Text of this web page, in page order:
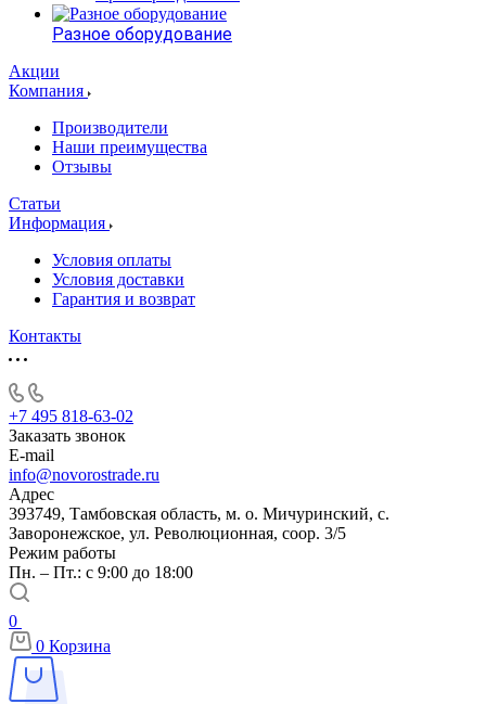
Разное оборудование
Акции
Компания
Производители
Наши преимущества
Отзывы
Статьи
Информация
Условия оплаты
Условия доставки
Гарантия и возврат
Контакты
+7 495 818-63-02
Заказать звонок
E-mail
info@novorostrade.ru
Адрес
393749, Тамбовская область, м. о. Мичуринский, с.
Заворонежское, ул. Революционная, соор. 3/5
Режим работы
Пн. – Пт.: с 9:00 до 18:00
0
0 Корзина